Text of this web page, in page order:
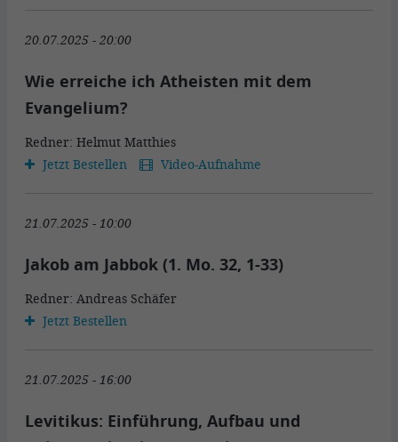
20.07.2025 - 20:00
Wie erreiche ich Atheisten mit dem
Evangelium?
Redner: Helmut Matthies
Jetzt Bestellen
Video-Aufnahme
21.07.2025 - 10:00
Jakob am Jabbok (1. Mo. 32, 1-33)
Redner: Andreas Schäfer
Jetzt Bestellen
21.07.2025 - 16:00
Levitikus: Einführung, Aufbau und